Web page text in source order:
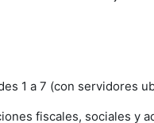
1 a 7 (con servidores
fiscales, sociales y